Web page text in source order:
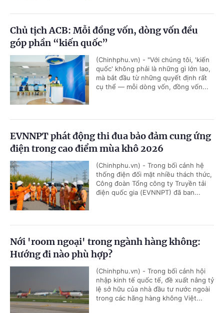
Chủ tịch ACB: Mỗi đồng vốn, dòng vốn đều
góp phần “kiến quốc”
(Chinhphu.vn) - "Với chúng tôi, 'kiến
quốc' không phải là những gì lớn lao,
mà bắt đầu từ những quyết định rất
cụ thể — mỗi dòng vốn, đồng vốn...
EVNNPT phát động thi đua bảo đảm cung ứng
điện trong cao điểm mùa khô 2026
(Chinhphu.vn) - Trong bối cảnh hệ
thống điện đối mặt nhiều thách thức,
Công đoàn Tổng công ty Truyền tải
điện quốc gia (EVNNPT) đã ban...
Nới 'room ngoại' trong ngành hàng không:
Hướng đi nào phù hợp?
(Chinhphu.vn) - Trong bối cảnh hội
nhập kinh tế quốc tế, đề xuất nâng tỷ
lệ sở hữu của nhà đầu tư nước ngoài
trong các hãng hàng không Việt...